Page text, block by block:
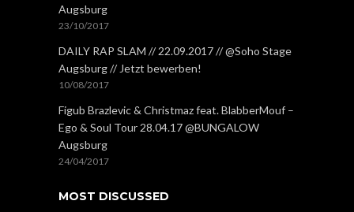
Augsburg
23/10/2017
DAILY RAP SLAM // 22.09.2017 // @Soho Stage
Augsburg // Jetzt bewerben!
10/08/2017
Figub Brazlevic & Christmaz feat. BlabberMouf –
Ego & Soul Tour 28.04.17 @BUNGALOW
Augsburg
24/04/2017
MOST DISCUSSED